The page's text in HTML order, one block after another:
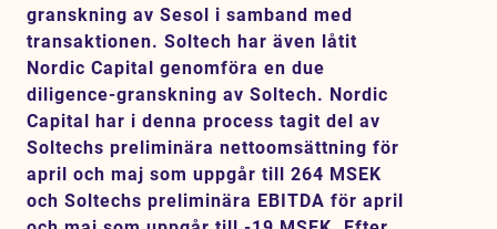
granskning av Sesol i samband med
transaktionen. Soltech har även låtit
Nordic Capital genomföra en due
diligence-granskning av Soltech. Nordic
Capital har i denna process tagit del av
Soltechs preliminära nettoomsättning för
april och maj som uppgår till 264 MSEK
och Soltechs preliminära EBITDA för april